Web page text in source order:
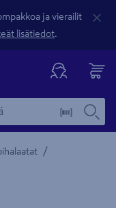
ja vierailit
lisätiedot.
/
kuvaus -